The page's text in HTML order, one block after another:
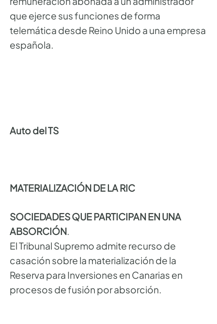
que ejerce sus funciones de forma
telemática desde Reino Unido a una empresa
española.
Auto del TS
MATERIALIZACIÓN DE LA RIC
SOCIEDADES QUE PARTICIPAN EN UNA
ABSORCIÓN
El Tribunal Supremo admite recurso de
casación sobre la materialización de la
Reserva para Inversiones en Canarias en
procesos de fusión por absorción.